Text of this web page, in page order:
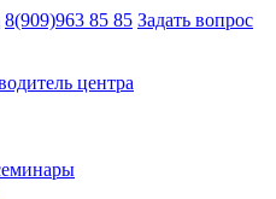
8(909)963 85 85 Задать вопрос
центра